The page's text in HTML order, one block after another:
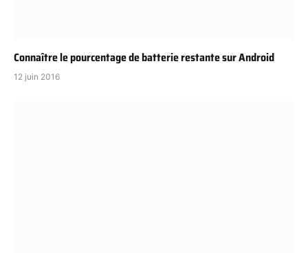
Connaître le pourcentage de batterie restante sur Android
12 juin 2016